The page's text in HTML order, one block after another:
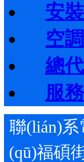
安
空
總
服
聯(lián)系
(qū)福碩